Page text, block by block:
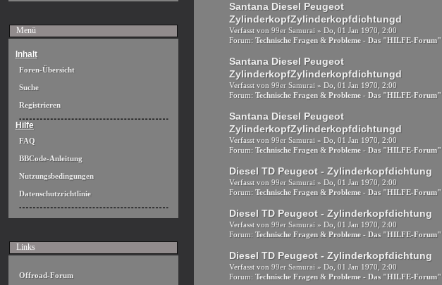
Menü
Inhalt
Foren-Übersicht
Suche
Registrieren
Hilfe
FAQ
BBCode-Anleitung
Nutzungsbedingungen
Datenschutzrichtlinie
Links
Offroad-Forum
Santana Diesel Peugeot
ZylinderkopfZylinderkopfdichtungd
Verfasst von99er Samurai » Do, 01 Jan 1970, 2:00
Forum:Technische Fragen & Probleme - Das "HILFE-Forum"
Santana Diesel Peugeot
ZylinderkopfZylinderkopfdichtungd
Verfasst von99er Samurai » Do, 01 Jan 1970, 2:00
Forum:Technische Fragen & Probleme - Das "HILFE-Forum"
Santana Diesel Peugeot
ZylinderkopfZylinderkopfdichtungd
Verfasst von99er Samurai » Do, 01 Jan 1970, 2:00
Forum:Technische Fragen & Probleme - Das "HILFE-Forum"
Diesel TD Peugeot - Zylinderkopfdichtung
Verfasst von99er Samurai » Do, 01 Jan 1970, 2:00
Forum:Technische Fragen & Probleme - Das "HILFE-Forum"
Diesel TD Peugeot - Zylinderkopfdichtung
Verfasst von99er Samurai » Do, 01 Jan 1970, 2:00
Forum:Technische Fragen & Probleme - Das "HILFE-Forum"
Diesel TD Peugeot - Zylinderkopfdichtung
Verfasst von99er Samurai » Do, 01 Jan 1970, 2:00
Forum:Technische Fragen & Probleme - Das "HILFE-Forum"